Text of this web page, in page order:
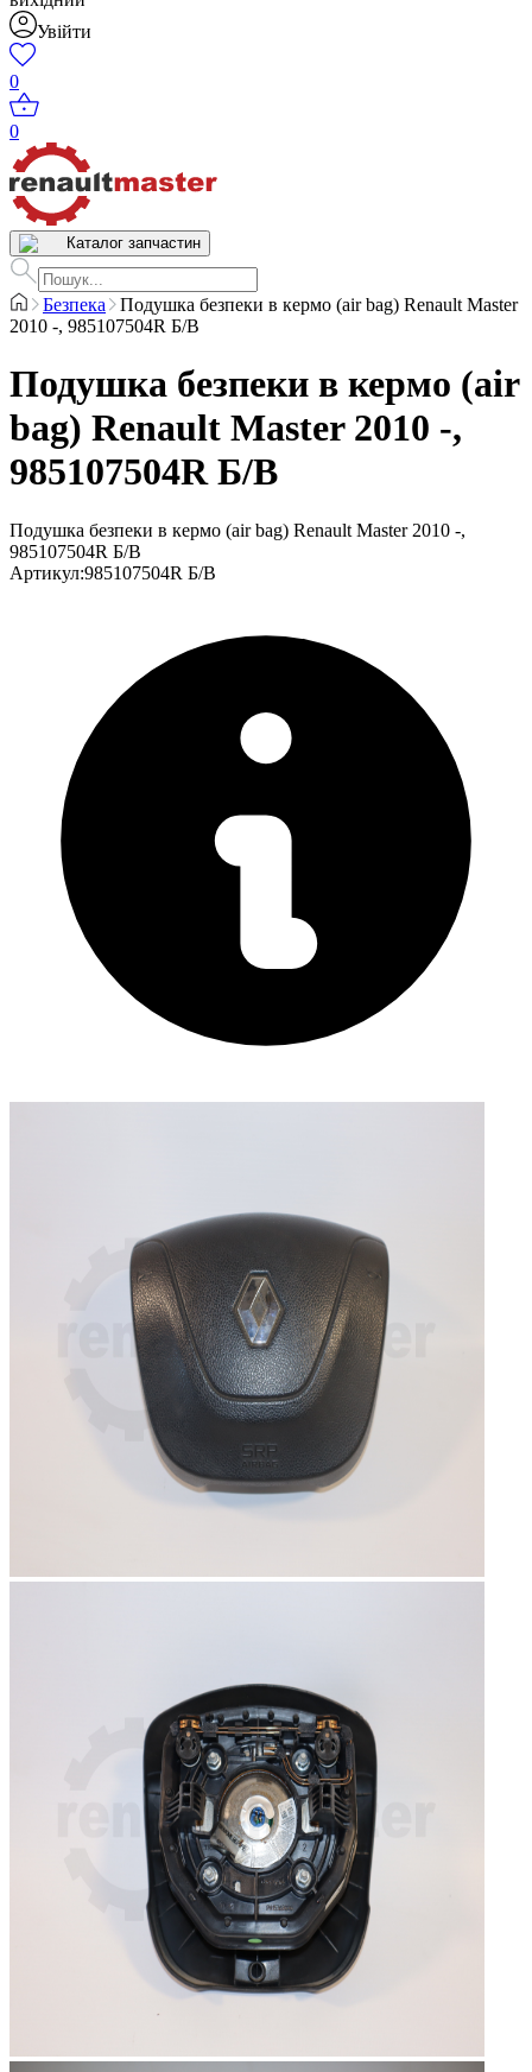
Увійти
0
0
Каталог запчастин
Безпека
Подушка безпеки в кермо (air bag) Renault Master
2010 -, 985107504R Б/В
Подушка безпеки в кермо (air
bag) Renault Master 2010 -,
985107504R Б/В
Подушка безпеки в кермо (air bag) Renault Master 2010 -,
985107504R Б/В
Артикул:985107504R Б/В